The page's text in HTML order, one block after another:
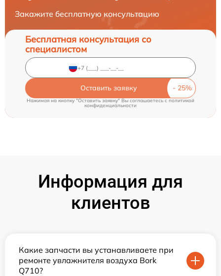
Закажите бесплатную консультацию
Бесплатная консультация со
специалистом
Оставить заявку
Нажимая на кнопку "Оставить заявку" Вы соглашаетесь cполитикой
конфиденциальности
Информация для
клиентов
Какие запчасти вы устанавливаете при
ремонте увлажнителя воздуха Bork
Q710?